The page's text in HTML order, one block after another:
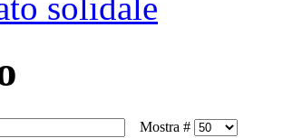
Mostra #